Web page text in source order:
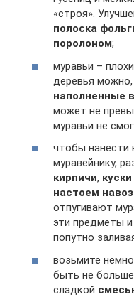
«строя».
полоска
поролоном;
муравьи –
деревья
наполненные
может не
муравьи не
чтобы нанести
муравейнику,
кирпичи,
настоем
отпугивают
эти предметы
попутно
возьмите
быть не больше
сладкой